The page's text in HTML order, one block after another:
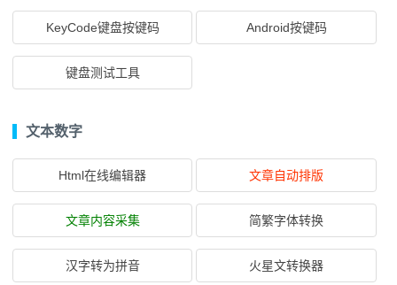
KeyCode键盘按键码 Android按键码
键盘测试工具
文本数字
Html在线编辑器 文章自动排版
文章内容采集 简繁字体转换
汉字转为拼音 火星文转换器